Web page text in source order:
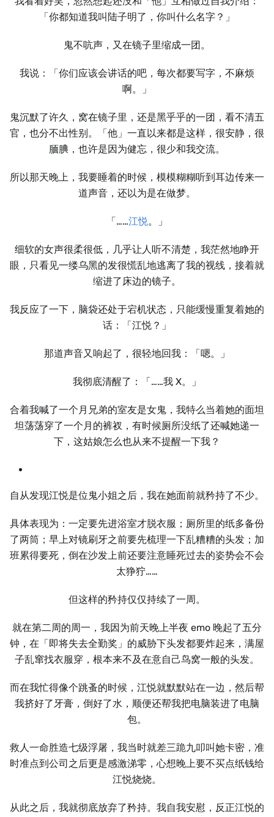
「你都知道我叫陆子明了，你叫什么名字？」
鬼不吭声，又在镜子里缩成一团。
我说：「你们应该会讲话的吧，每次都要写字，不麻烦
啊。」
鬼沉默了许久，窝在镜子里，还是黑乎乎的一团，看不清五
官，也分不出性别。「他」一直以来都是这样，很安静，很
腼腆，也许是因为健忘，很少和我交流。
所以那天晚上，我要睡着的时候，模模糊糊听到耳边传来一
道声音，还以为是在做梦。
「……江悦。」
细软的女声很柔很低，几乎让人听不清楚，我茫然地睁开
眼，只看见一缕乌黑的发很慌乱地逃离了我的视线，接着就
缩进了床边的镜子。
我反应了一下，脑袋还处于宕机状态，只能缓慢重复着她的
话：「江悦？」
那道声音又响起了，很轻地回我：「嗯。」
我彻底清醒了：「……我 X。」
合着我喊了一个月兄弟的室友是女鬼，我特么当着她的面坦
坦荡荡穿了一个月的裤衩，有时候厕所没纸了还喊她递一
下，这姑娘怎么也从来不提醒一下我？
自从发现江悦是位鬼小姐之后，我在她面前就矜持了不少。
具体表现为：一定要先进浴室才脱衣服；厕所里的纸多备份
了两筒；早上对镜刷牙之前要先梳理一下乱糟糟的头发；加
班累得要死，倒在沙发上前还要注意睡死过去的姿势会不会
太狰狞……
但这样的矜持仅仅持续了一周。
就在第二周的周一，我因为前天晚上半夜 emo 晚起了五分
钟，在「即将失去全勤奖」的威胁下头发都要炸起来，满屋
子乱窜找衣服穿，根本来不及在意自己鸟窝一般的头发。
而在我忙得像个跳蚤的时候，江悦就默默站在一边，然后帮
我挤好了牙膏，倒好了水，顺便还帮我把电脑装进了电脑
包。
救人一命胜造七级浮屠，我当时就差三跪九叩叫她卡密，准
时准点到公司之后更是感激涕零，心想晚上要不买点纸钱给
江悦烧烧。
从此之后，我就彻底放弃了矜持。我自我安慰，反正江悦的